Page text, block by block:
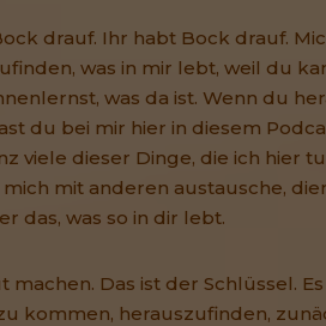
drauf. Ihr habt Bock drauf.
was in mir lebt, weil du
was da ist. Wenn du
du bei mir hier in diesem
viele dieser Dinge, die ich hier
mit anderen austausche,
das, was so in dir lebt.
machen. Das ist der Schlüssel.
kommen, herauszufinden,